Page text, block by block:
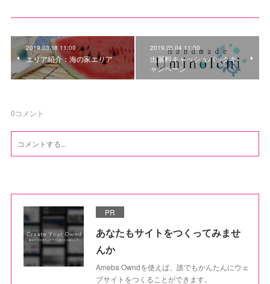
2019.03.18 11:00
エリア紹介：海の家エリア
2019.03.04 11:00
出展料キャッシュバックキ
ャンペーン
0コメント
PR
あなたもサイトをつくってみませ
んか
Ameba Owndを使えば、誰でもかんたんにウェ
ブサイトをつくることができます。